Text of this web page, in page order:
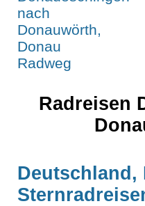
Radreisen
Deutschland,